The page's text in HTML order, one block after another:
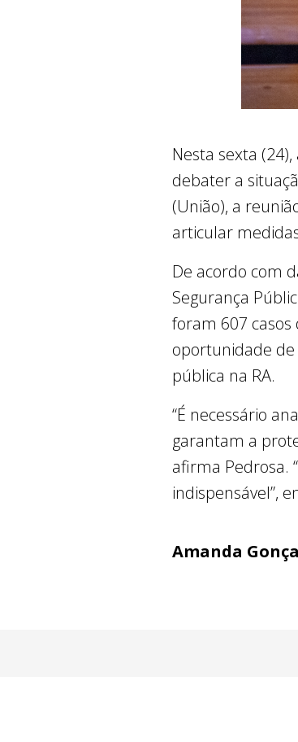
Nesta sexta
debater a
(União), a
articular
De acordo com
Segurança
foram 607
oportunidade
pública na RA.
“É necessário
garantam a
afirma Pedrosa.
indispensável”,
Amanda